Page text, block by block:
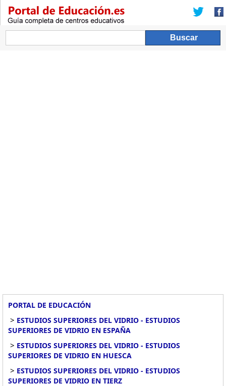
PORTAL DE EDUCACIÓN
> ESTUDIOS SUPERIORES DEL VIDRIO - ESTUDIOS
SUPERIORES DE VIDRIO EN ESPAÑA
> ESTUDIOS SUPERIORES DEL VIDRIO - ESTUDIOS
SUPERIORES DE VIDRIO EN HUESCA
> ESTUDIOS SUPERIORES DEL VIDRIO - ESTUDIOS
SUPERIORES DE VIDRIO EN TIERZ